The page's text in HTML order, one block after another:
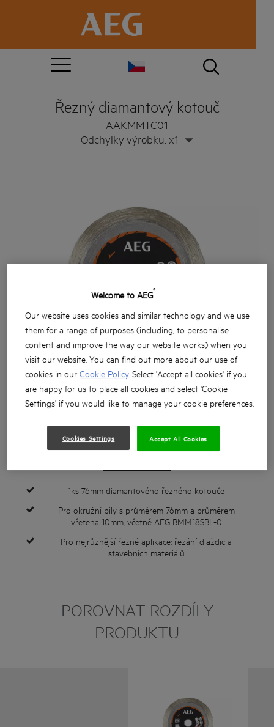
Řezný diamantový kotouč
AAKMMTC01
Odchylky výrobku: x1
1ks 76mm diamantového řezného kotouče
Pro okružní pily s průměrem 76mm a průměrem
vřetena 10mm, včetně AEG BMM18SBL-0
Pro nejrůznější řezné aplikace: řezání dlaždic a
stavebních materiálů
POROVNAT ROZDÍLY
PRODUKTU
Welcome to AEG®
Our website uses cookies and similar technology and we use
them for a range of purposes (including, to personalise
content and improve the way our website works) when you
visit our website. You can find out more about our use of
cookies in ourCookie Policy. Select 'Accept all cookies' if you
are happy for us to place all cookies and select 'Cookie
Settings' if you would like to manage your cookie preferences.
Cookies Settings Accept All Cookies